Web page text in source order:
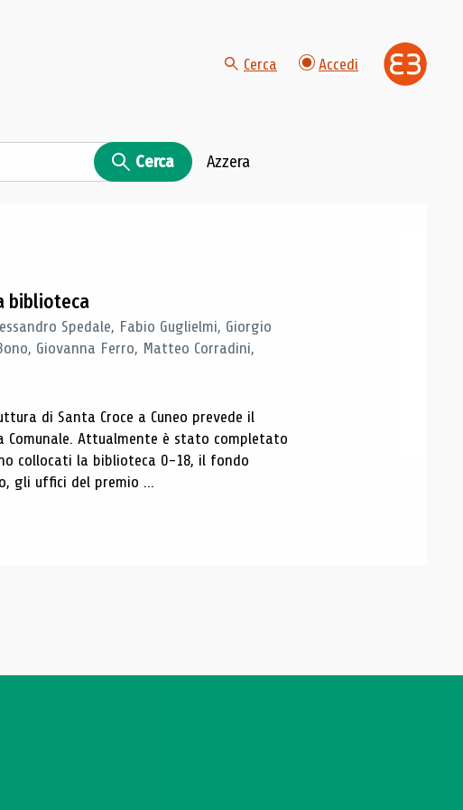
Cerca Accedi
Cerca Azzera
biblioteca
Spedale, Fabio Guglielmi, Giorgio
Giovanna Ferro, Matteo Corradini,
di Santa Croce a Cuneo prevede il
Attualmente è stato completato
collocati la biblioteca 0-18, il fondo
gli uffici del premio ...